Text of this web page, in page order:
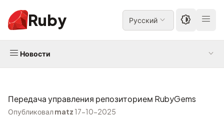
Ruby Русский
Новости
Передача управления репозиторием RubyGems
Опубликовалmatz 17-10-2025